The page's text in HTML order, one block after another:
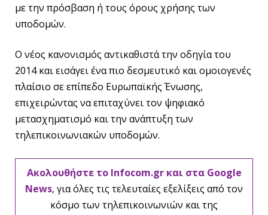
με την πρόσβαση ή τους όρους χρήσης των
υποδομών.
Ο νέος κανονισμός αντικαθιστά την οδηγία του
2014 και εισάγει ένα πιο δεσμευτικό και ομοιογενές
πλαίσιο σε επίπεδο Ευρωπαϊκής Ένωσης,
επιχειρώντας να επιταχύνει τον ψηφιακό
μετασχηματισμό και την ανάπτυξη των
τηλεπικοινωνιακών υποδομών.
Ακολουθήστε το Infocom.gr και στα Google
News, για όλες τις τελευταίες εξελίξεις από τον
κόσμο των τηλεπικοινωνιών και της